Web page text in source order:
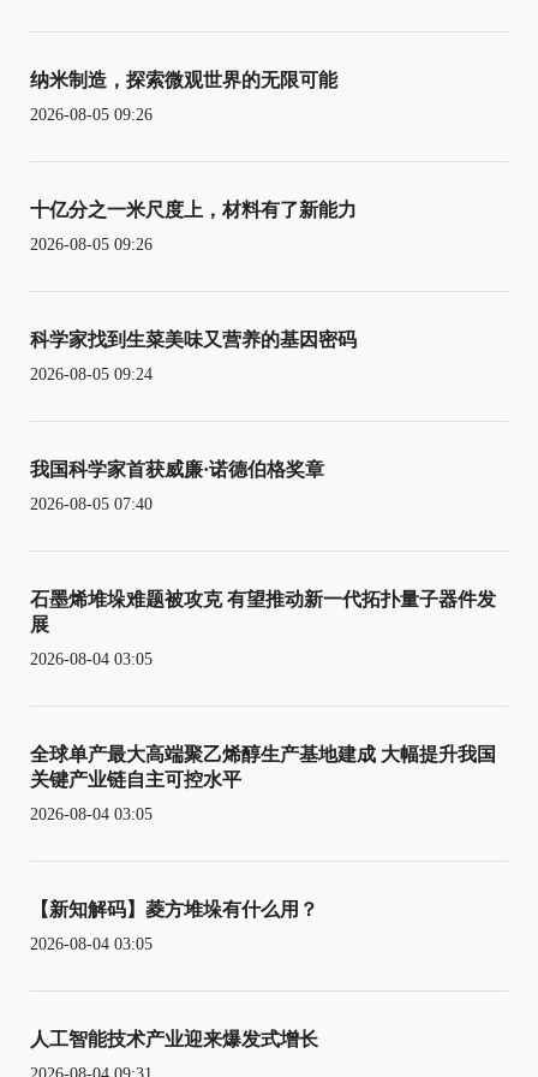
纳米制造，探索微观世界的无限可能
2026-08-05 09:26
十亿分之一米尺度上，材料有了新能力
2026-08-05 09:26
科学家找到生菜美味又营养的基因密码
2026-08-05 09:24
我国科学家首获威廉·诺德伯格奖章
2026-08-05 07:40
石墨烯堆垛难题被攻克 有望推动新一代拓扑量子器件发
展
2026-08-04 03:05
全球单产最大高端聚乙烯醇生产基地建成 大幅提升我国
关键产业链自主可控水平
2026-08-04 03:05
【新知解码】菱方堆垛有什么用？
2026-08-04 03:05
人工智能技术产业迎来爆发式增长